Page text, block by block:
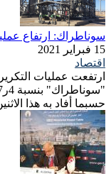
سوناطراك: ارتفاع عمليات التكرير بـ
15 فبراير 2021
اقتصاد
ارتفعت عمليات
حسبما أفاد به هذا